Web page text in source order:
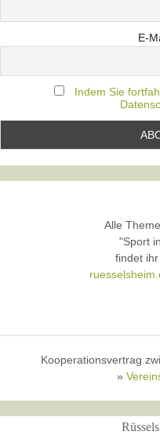
E-
Indem Sie
Alle
"Sport
findet
Kooperationsvertrag
»